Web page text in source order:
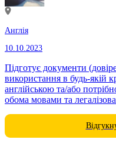
Англія
10.10.2023
Підготує документи
використання в будь-якій
англійською та/або
обома мовами та легалізовані